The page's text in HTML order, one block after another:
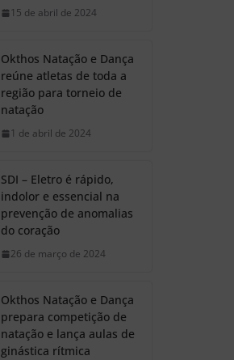
15 de abril de 2024
Okthos Natação e Dança
reúne atletas de toda a
região para torneio de
natação
1 de abril de 2024
SDI – Eletro é rápido,
indolor e essencial na
prevenção de anomalias
do coração
26 de março de 2024
Okthos Natação e Dança
prepara competição de
natação e lança aulas de
ginástica rítmica